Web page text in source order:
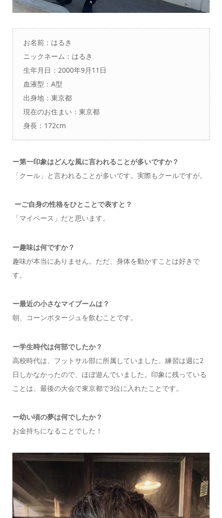
お名前：はるき
ニックネーム：はるき
生年月日：2000年9月11日
血液型：A型
出身地：東京都
現在のお住まい：東京都
身長：172cm
ー第一印象はどんな風に言われることが多いですか？
「クール」と言われることが多いです。実際もクールですが。
ーご自身の性格をひとことで表すと？
「マイペース」だと思います。
ー趣味は何ですか？
趣味が本当にありません。ただ、身体を動かすことは好きで
す。
ー最近の小さなマイブームは？
朝、コーンポタージュを飲むことです。
ー学生時代は何部でしたか？
高校時代は、フットサル部に所属していました。練習は週に2
日しかなかったので、ほぼ遊んでいました。印象に残っている
ことは、最後の大会で東京都で3位に入れたことです。
ー幼い頃の夢は何でしたか？
お金持ちになることでした！